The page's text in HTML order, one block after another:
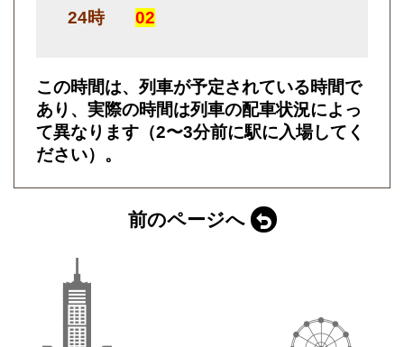
24時 02
この時間は、列車が予定されている時間で
あり、実際の時間は列車の配車状況によっ
て異なります（2〜3分前に駅に入場してく
ださい）。
前のページへ